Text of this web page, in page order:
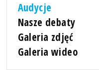
Audycje
Nasze debaty
Galeria zdjęć
Galeria wideo